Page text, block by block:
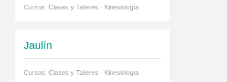
Cursos, Clases y Talleres · Kinesiología
Jaulín
Cursos, Clases y Talleres · Kinesiología